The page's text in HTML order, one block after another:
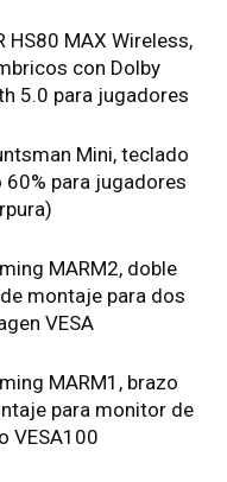
HS80 MAX Wireless,
con Dolby
5.0 para jugadores
Mini, teclado
para jugadores
MARM2, doble
montaje para dos
VESA
MARM1, brazo
para monitor de
VESA100